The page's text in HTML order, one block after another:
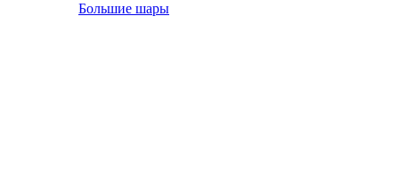
Большие шары